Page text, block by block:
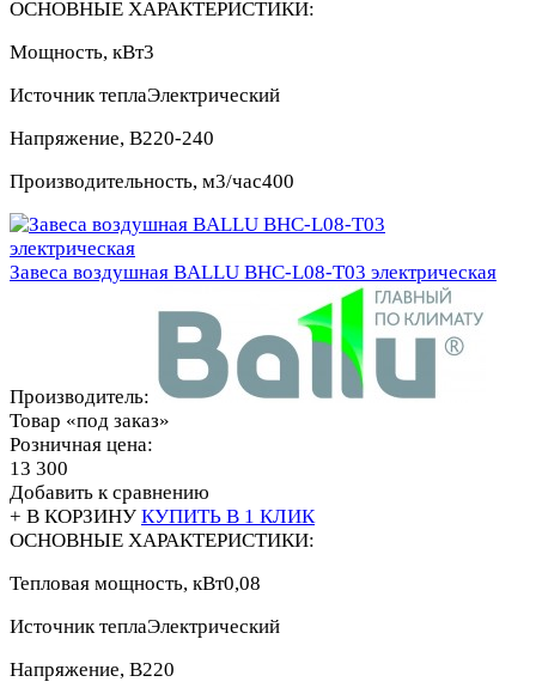
ОСНОВНЫЕ ХАРАКТЕРИСТИКИ:
Мощность, кВт3
Источник теплаЭлектрический
Напряжение, В220-240
Производительность, м3/час400
Завеса воздушная BALLU BHC-L08-T03 электрическая
Производитель:
Товар «под заказ»
Розничная цена:
13 300
Добавить к сравнению
+ В КОРЗИНУ КУПИТЬ В 1 КЛИК
ОСНОВНЫЕ ХАРАКТЕРИСТИКИ:
Тепловая мощность, кВт0,08
Источник теплаЭлектрический
Напряжение, В220